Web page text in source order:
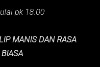
pk 18.00
MANIS DAN RASA